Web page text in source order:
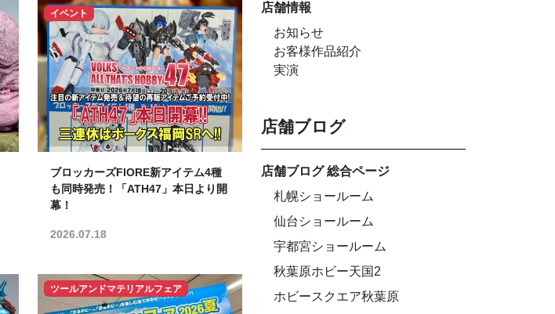
イベント
ブロッカーズFIORE新アイテム4種
も同時発売！「ATH47」本日より開
幕！
2026.07.18
ツールアンドマテリアルフェア
店舗情報
お知らせ
お客様作品紹介
実演
店舗ブログ
店舗ブログ 総合ページ
札幌ショールーム
仙台ショールーム
宇都宮ショールーム
秋葉原ホビー天国2
ホビースクエア秋葉原